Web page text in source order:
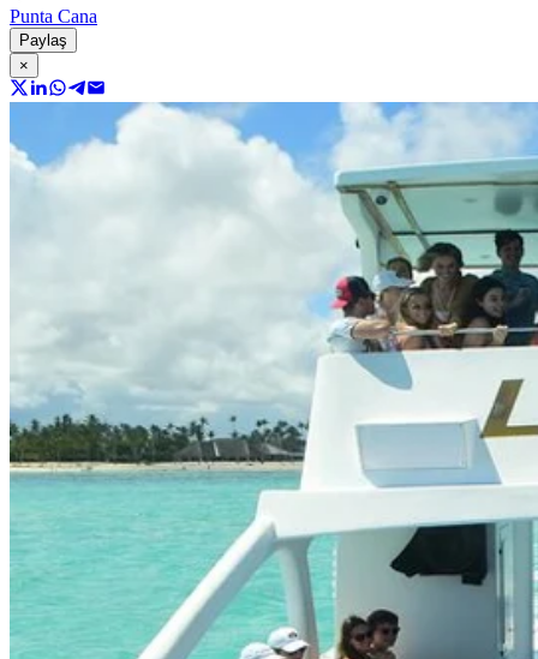
Punta Cana
Paylaş
×